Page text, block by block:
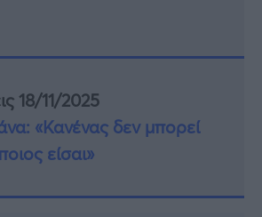
18/11/2025
«Κανένας δεν μπορεί
είσαι»